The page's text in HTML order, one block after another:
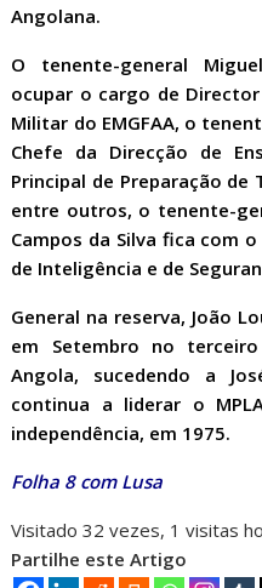
Angolana.
O tenente-general
ocupar o cargo de
Militar do EMGFAA, o
Chefe da Direcção de
Principal de Preparação de
entre outros, o tenente-
Campos da Silva fica com
de Inteligência e de
General na reserva, João
em Setembro no
Angola, sucedendo a
continua a liderar o
independência, em 1975.
Folha 8 com Lusa
Visitado 32 vezes, 1 visitas
Partilhe este Artigo